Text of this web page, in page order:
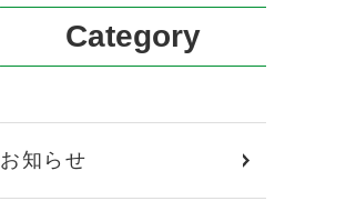
Category
お知らせ